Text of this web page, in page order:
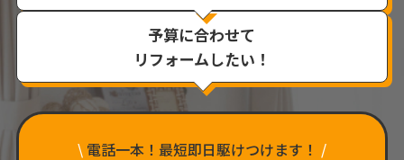
予算に合わせて
リフォームしたい！
\ 電話一本！最短即日駆けつけます！ /